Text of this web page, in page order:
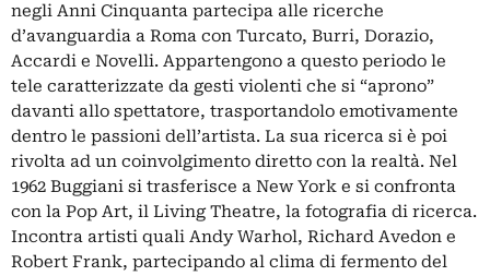
negli Anni Cinquanta partecipa alle ricerche
d’avanguardia a Roma con Turcato, Burri, Dorazio,
Accardi e Novelli. Appartengono a questo periodo le
tele caratterizzate da gesti violenti che si “aprono”
davanti allo spettatore, trasportandolo emotivamente
dentro le passioni dell’artista. La sua ricerca si è poi
rivolta ad un coinvolgimento diretto con la realtà. Nel
1962 Buggiani si trasferisce a New York e si confronta
con la Pop Art, il Living Theatre, la fotografia di ricerca.
Incontra artisti quali Andy Warhol, Richard Avedon e
Robert Frank, partecipando al clima di fermento del